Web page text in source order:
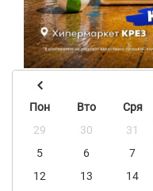
Пон
Вто Сря
29
30 31
5
6 7
12
13 14